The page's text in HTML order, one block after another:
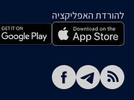
להורדת האפליקציה